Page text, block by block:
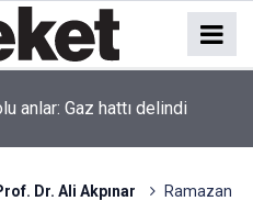
anlar: Gaz hattı delindi
Dr. Ali Akpınar
Ramazan